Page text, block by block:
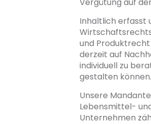
Inhaltlich erfasst
und Produktrecht
derzeit auf
individuell zu
gestalten können.
Unsere
Lebensmittel-
Unternehmen